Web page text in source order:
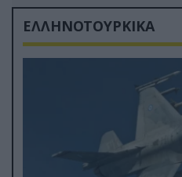
ΕΛΛΗΝΟΤΟΥΡΚΙΚΑ